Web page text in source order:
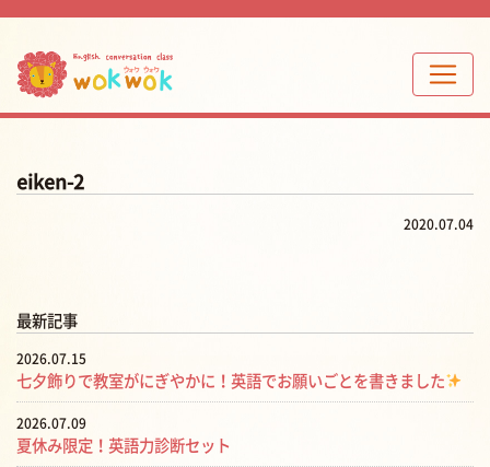
eiken-2
2020.07.04
最新記事
2026.07.15
七夕飾りで教室がにぎやかに！英語でお願いごとを書きました
2026.07.09
夏休み限定！英語力診断セット